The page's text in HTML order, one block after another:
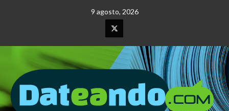
9 agosto, 2026
Elemento
del
menú